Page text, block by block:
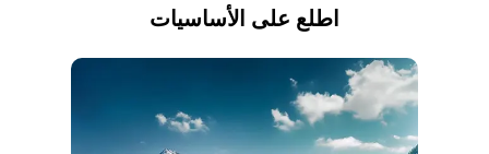
اطلع على الأساسيات